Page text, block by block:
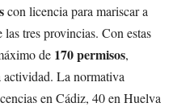
con licencia para mariscar a
tres provincias. Con estas
de 170 permisos,
actividad. La normativa
en Cádiz, 40 en Huelva